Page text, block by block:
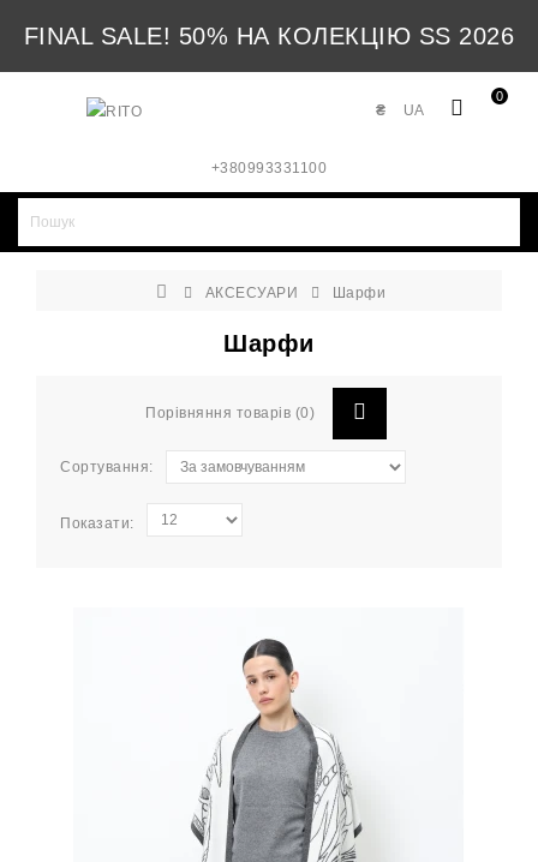
FINAL SALE! 50% НА КОЛЕКЦІЮ SS 2026
0
UA
₴
+380993331100
АКСЕСУАРИ Шарфи
Шарфи
Порівняння товарів (0)
Сортування:
Показати: